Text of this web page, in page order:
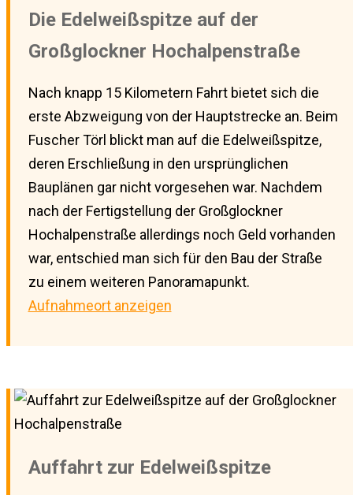
Die Edelweißspitze auf der
Großglockner Hochalpenstraße
Nach knapp 15 Kilometern Fahrt bietet sich die
erste Abzweigung von der Hauptstrecke an. Beim
Fuscher Törl blickt man auf die Edelweißspitze,
deren Erschließung in den ursprünglichen
Bauplänen gar nicht vorgesehen war. Nachdem
nach der Fertigstellung der Großglockner
Hochalpenstraße allerdings noch Geld vorhanden
war, entschied man sich für den Bau der Straße
zu einem weiteren Panoramapunkt.
Aufnahmeort anzeigen
Auffahrt zur Edelweißspitze